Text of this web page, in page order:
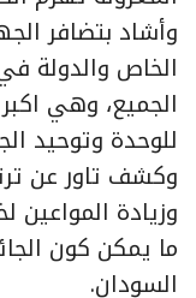
وأشاد بتضافر
الخاص والدولة
الجميع، وهي
للوحدة وتوحيد
وكشف تاور عن
وزيادة المواعين
ما يمكن كون
السودان.